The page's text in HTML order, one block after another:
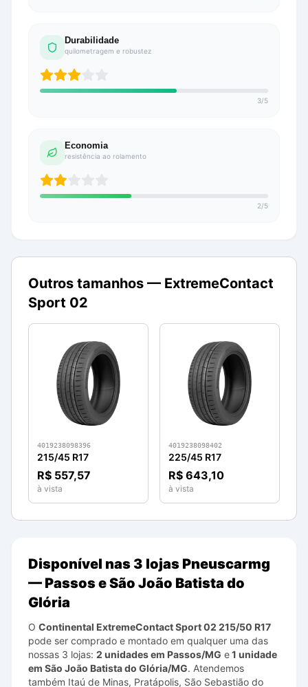
Durabilidade
quilometragem e robustez
3/5
Economia
resistência ao rolamento
2/5
Outros tamanhos — ExtremeContact
Sport 02
4019238098396
215/45 R17
R$ 557,57
à vista
4019238098402
225/45 R17
R$ 643,10
à vista
Disponível nas 3 lojas Pneuscarmg
— Passos e São João Batista do
Glória
O Continental ExtremeContact Sport 02 215/50 R17
pode ser comprado e montado em qualquer uma das
nossas 3 lojas: 2 unidades em Passos/MG e1 unidade
em São João Batista do Glória/MG. Atendemos
também Itaú de Minas, Pratápolis, São Sebastião do